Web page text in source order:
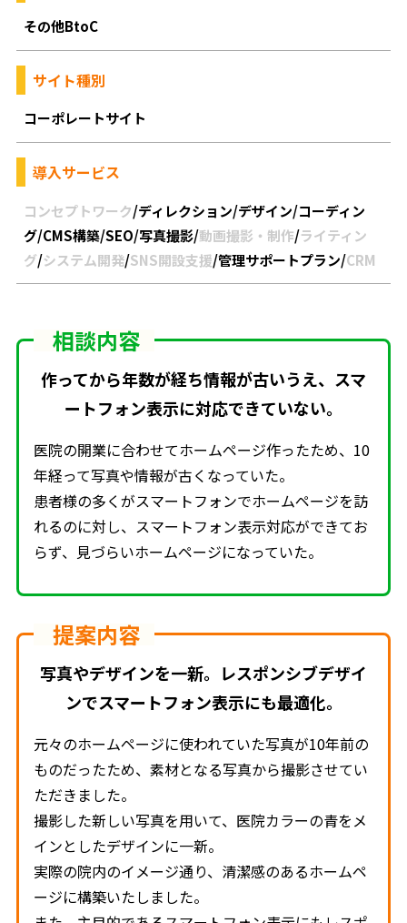
その他BtoC
サイト種別
コーポレートサイト
導入サービス
コンセプトワーク/ディレクション/デザイン/コーディン
グ/CMS構築/SEO/写真撮影/動画撮影・制作/ライティン
グ/システム開発/SNS開設支援/管理サポートプラン/CRM
相談内容
作ってから年数が経ち情報が古いうえ、スマ
ートフォン表示に対応できていない。
医院の開業に合わせてホームページ作ったため、10
年経って写真や情報が古くなっていた。
患者様の多くがスマートフォンでホームページを訪
れるのに対し、スマートフォン表示対応ができてお
らず、見づらいホームページになっていた。
提案内容
写真やデザインを一新。レスポンシブデザイ
ンでスマートフォン表示にも最適化。
元々のホームページに使われていた写真が10年前の
ものだったため、素材となる写真から撮影させてい
ただきました。
撮影した新しい写真を用いて、医院カラーの青をメ
インとしたデザインに一新。
実際の院内のイメージ通り、清潔感のあるホームペ
ージに構築いたしました。